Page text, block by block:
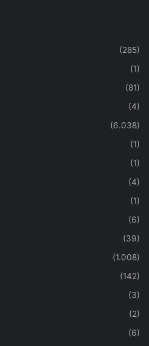
(285)
(1)
(81)
(4)
(6.038)
(1)
(1)
(4)
(1)
(6)
(39)
(1.008)
(142)
(3)
(2)
(6)